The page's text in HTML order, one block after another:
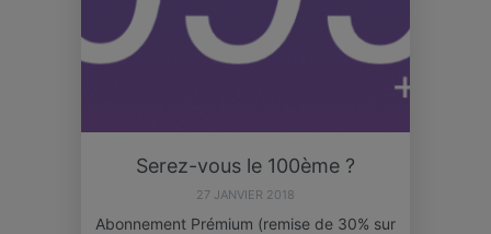
Serez-vous le 100ème ?
27 JANVIER 2018
Abonnement Prémium (remise de 30% sur